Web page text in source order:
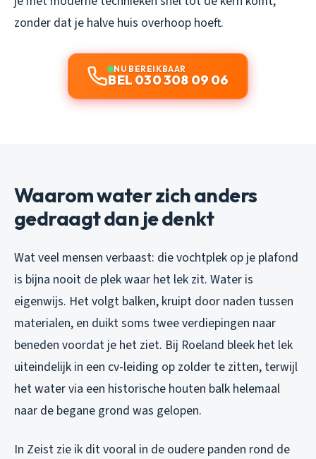
zonder dat je halve huis overhoop hoeft.
NU BEREIKBAAR
BEL 030 308 09 06
Waarom water zich anders
gedraagt dan je denkt
Wat veel mensen verbaast: die vochtplek op je plafond
is bijna nooit de plek waar het lek zit. Water is
eigenwijs. Het volgt balken, kruipt door naden tussen
materialen, en duikt soms twee verdiepingen naar
beneden voordat je het ziet. Bij Roeland bleek het lek
uiteindelijk in een cv-leiding op zolder te zitten, terwijl
het water via een historische houten balk helemaal
naar de begane grond was gelopen.
In Zeist zie ik dit vooral in de oudere panden rond de